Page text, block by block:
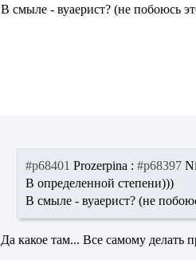
В смыле - вуаерист? (не побоюсь
#p68401 Prozerpina : #p68397
В определенной степени)))
В смыле - вуаерист? (не
Да какое там... Все самому делать